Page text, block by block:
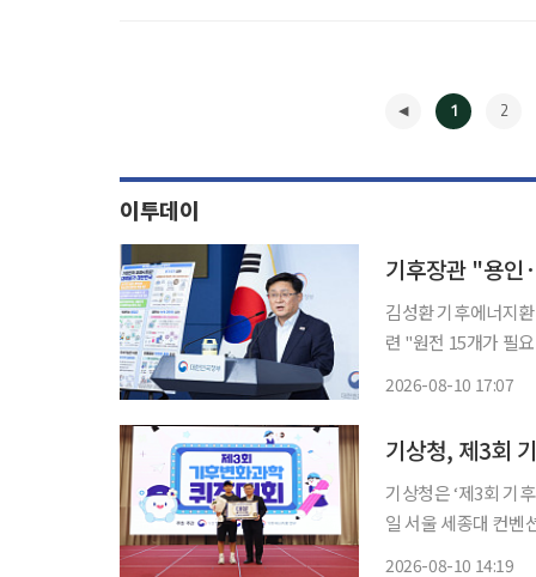
1 2
이투데이
김성환 기후에너지
련 "원전 15개가 필
2026-08-10 17:07
기상청, 제3회
기상청은 ‘제3회 기후변
일 서울 세종대 컨벤
2026-08-10 14:19